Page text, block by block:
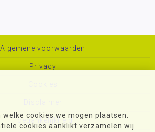
welke cookies we mogen plaatsen.
cookies aanklikt verzamelen wij
Algemene voorwaarden
Privacy
Toegankelijkheid